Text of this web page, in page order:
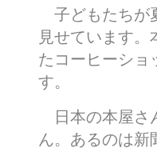
子どもたちが
見せています
たコーヒーショ
す。
日本の本屋さ
ん。あるのは新